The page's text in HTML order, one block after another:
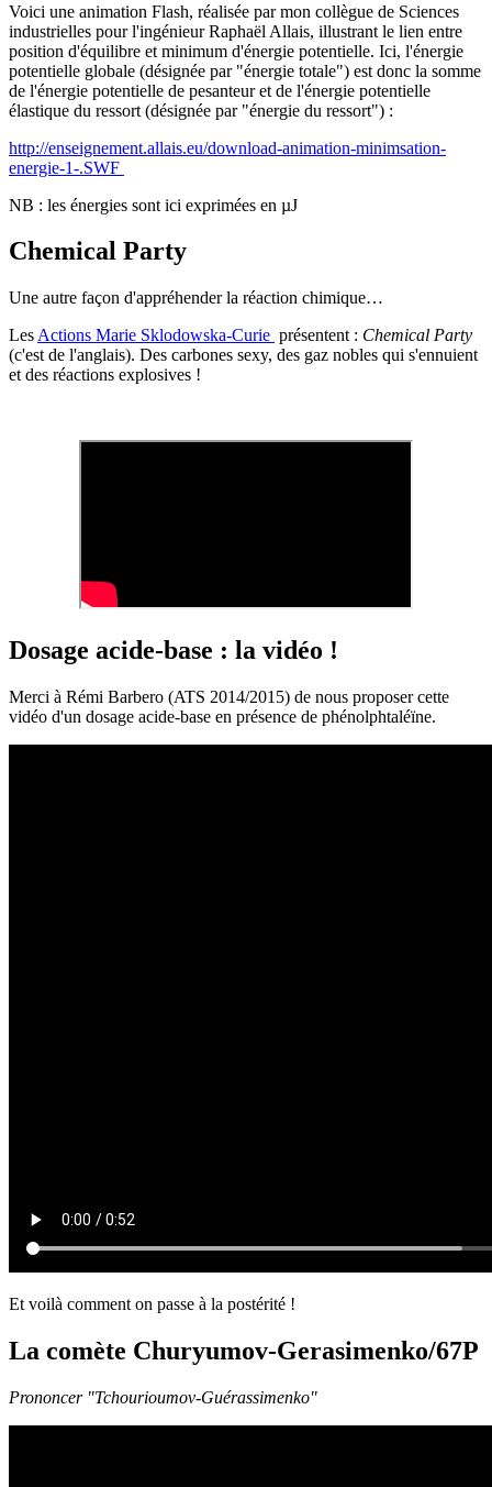
Voici une animation Flash, réalisée par mon collègue de Sciences
industrielles pour l'ingénieur Raphaël Allais, illustrant le lien entre
position d'équilibre et minimum d'énergie potentielle. Ici, l'énergie
potentielle globale (désignée par "énergie totale") est donc la somme
de l'énergie potentielle de pesanteur et de l'énergie potentielle
élastique du ressort (désignée par "énergie du ressort") :
http://enseignement.allais.eu/download-animation-minimsation-
energie-1-.SWF
NB : les énergies sont ici exprimées en µJ
Chemical Party
Une autre façon d'appréhender la réaction chimique…
Les Actions Marie Sklodowska-Curie présentent : Chemical Party
(c'est de l'anglais). Des carbones sexy, des gaz nobles qui s'ennuient
et des réactions explosives !
Dosage acide-base : la vidéo !
Merci à Rémi Barbero (ATS 2014/2015) de nous proposer cette
vidéo d'un dosage acide-base en présence de phénolphtaléïne.
Et voilà comment on passe à la postérité !
La comète Churyumov-Gerasimenko/67P
Prononcer "Tchourioumov-Guérassimenko"